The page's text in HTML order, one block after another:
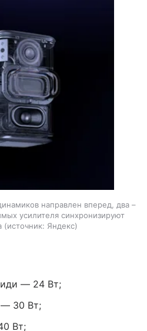
направлен вперед, два –
усилителя синхронизируют
источник: Яндекс
— 24 Вт;
— 30 Вт;
Вт;